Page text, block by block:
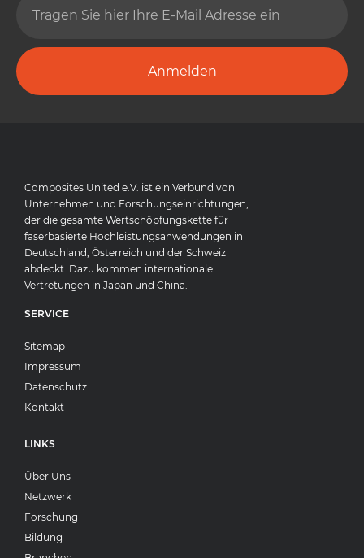
Anmelden
Composites United e.V. ist ein Verbund von
Unternehmen und Forschungseinrichtungen,
der die gesamte Wertschöpfungskette für
faserbasierte Hochleistungsanwendungen in
Deutschland, Österreich und der Schweiz
abdeckt. Dazu kommen internationale
Vertretungen in Japan und China.
SERVICE
Sitemap
Impressum
Datenschutz
Kontakt
LINKS
Über Uns
Netzwerk
Forschung
Bildung